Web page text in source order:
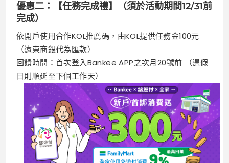
優惠⼆：【任務完成禮】（須於活動期間12/31前
完成）
依開⼾使⽤合作KOL推薦碼，由KOL提供任務⾦100元
（遠東商銀代為匯款）
回饋時間：⾸次登⼊Bankee APP之次⽉20號前 （遇假
⽇則順延⾄下個⼯作天）